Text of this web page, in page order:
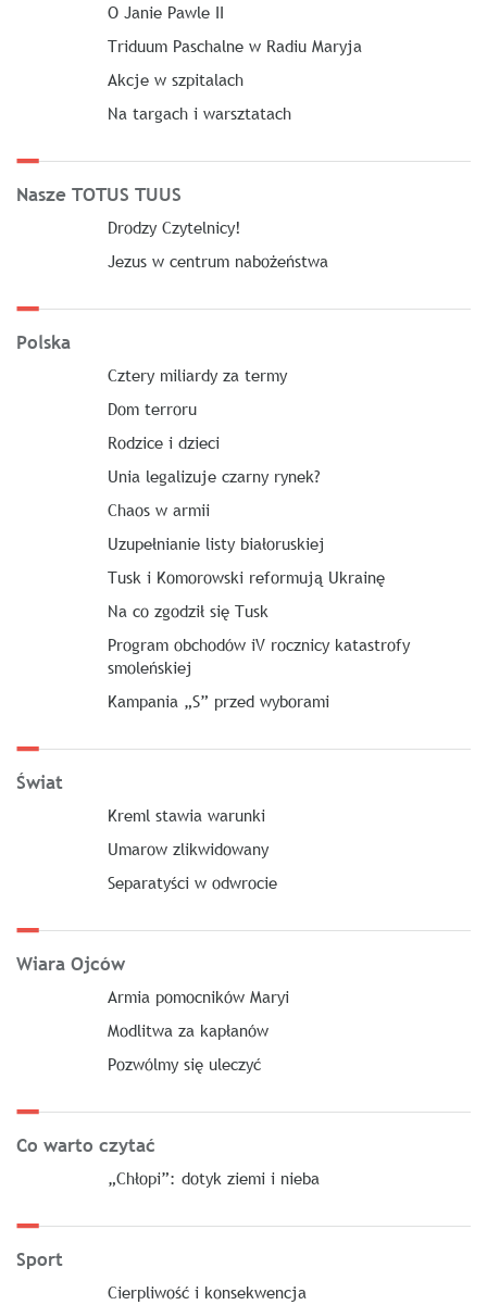
O Janie Pawle II
Triduum Paschalne w Radiu Maryja
Akcje w szpitalach
Na targach i warsztatach
Nasze TOTUS TUUS
Drodzy Czytelnicy!
Jezus w centrum nabożeństwa
Polska
Cztery miliardy za termy
Dom terroru
Rodzice i dzieci
Unia legalizuje czarny rynek?
Chaos w armii
Uzupełnianie listy białoruskiej
Tusk i Komorowski reformują Ukrainę
Na co zgodził się Tusk
Program obchodów iV rocznicy katastrofy
smoleńskiej
Kampania „S” przed wyborami
Świat
Kreml stawia warunki
Umarow zlikwidowany
Separatyści w odwrocie
Wiara Ojców
Armia pomocników Maryi
Modlitwa za kapłanów
Pozwólmy się uleczyć
Co warto czytać
„Chłopi”: dotyk ziemi i nieba
Sport
Cierpliwość i konsekwencja